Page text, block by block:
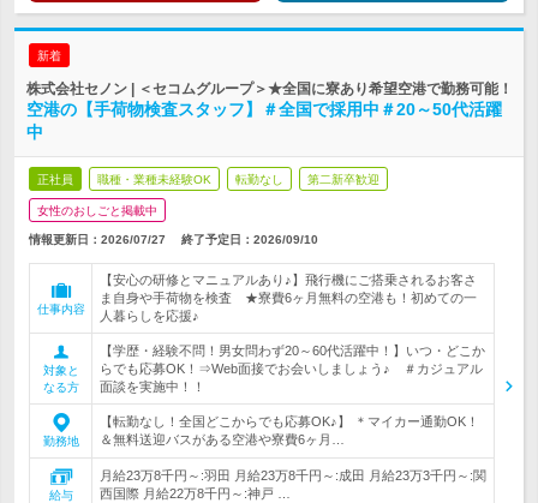
新着
株式会社セノン | ＜セコムグループ＞★全国に寮あり希望空港で勤務可能！
空港の【手荷物検査スタッフ】＃全国で採用中＃20～50代活躍
中
正社員 職種・業種未経験OK 転勤なし 第二新卒歓迎
女性のおしごと掲載中
情報更新日：2026/07/27 終了予定日： 2026/09/10
仕事内容
【安心の研修とマニュアルあり♪】飛行機にご搭乗されるお客さ
ま自身や手荷物を検査 ★寮費6ヶ月無料の空港も！初めての一
人暮らしを応援♪
対象と
なる方
【学歴・経験不問！男女問わず20～60代活躍中！】いつ・どこか
らでも応募OK！⇒Web面接でお会いしましょう♪ ＃カジュアル
面談を実施中！！
勤務地
【転勤なし！全国どこからでも応募OK♪】 ＊マイカー通勤OK！
＆無料送迎バスがある空港や寮費6ヶ月…
給与
月給23万8千円～:羽田 月給23万8千円～:成田 月給23万3千円～:関
西国際 月給22万8千円～:神戸 …